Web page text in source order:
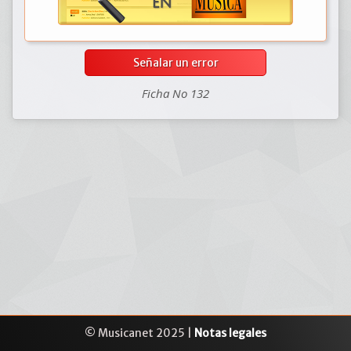
Señalar un error
Ficha No 132
© Musicanet 2025 | Notas legales